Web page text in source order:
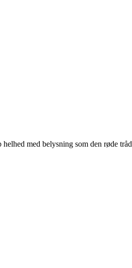
med belysning som den røde tråd